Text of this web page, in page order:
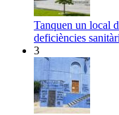
Tanquen un local
deficiències
3